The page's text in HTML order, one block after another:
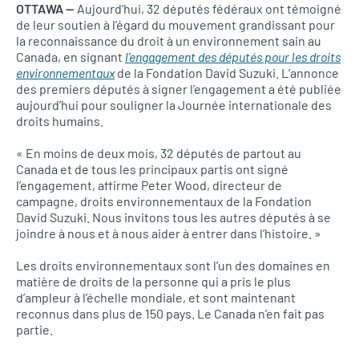
OTTAWA — Aujourd’hui, 32 députés fédéraux ont témoigné
de leur soutien à l’égard du mouvement grandissant pour
la reconnaissance du droit à un environnement sain au
Canada, en signant l’engagement des députés pour les droits
environnementauxde la Fondation David Suzuki. L’annonce
des premiers députés à signer l’engagement a été publiée
aujourd’hui pour souligner la Journée internationale des
droits humains.
« En moins de deux mois, 32 députés de partout au
Canada et de tous les principaux partis ont signé
l’engagement, affirme Peter Wood, directeur de
campagne, droits environnementaux de la Fondation
David Suzuki. Nous invitons tous les autres députés à se
joindre à nous et à nous aider à entrer dans l’histoire. »
Les droits environnementaux sont l’un des domaines en
matière de droits de la personne qui a pris le plus
d’ampleur à l’échelle mondiale, et sont maintenant
reconnus dans plus de 150 pays. Le Canada n’en fait pas
partie.